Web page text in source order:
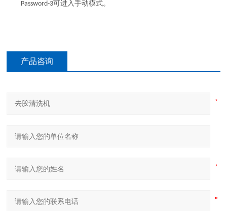
Password-3可进入手动模式。
产品咨询